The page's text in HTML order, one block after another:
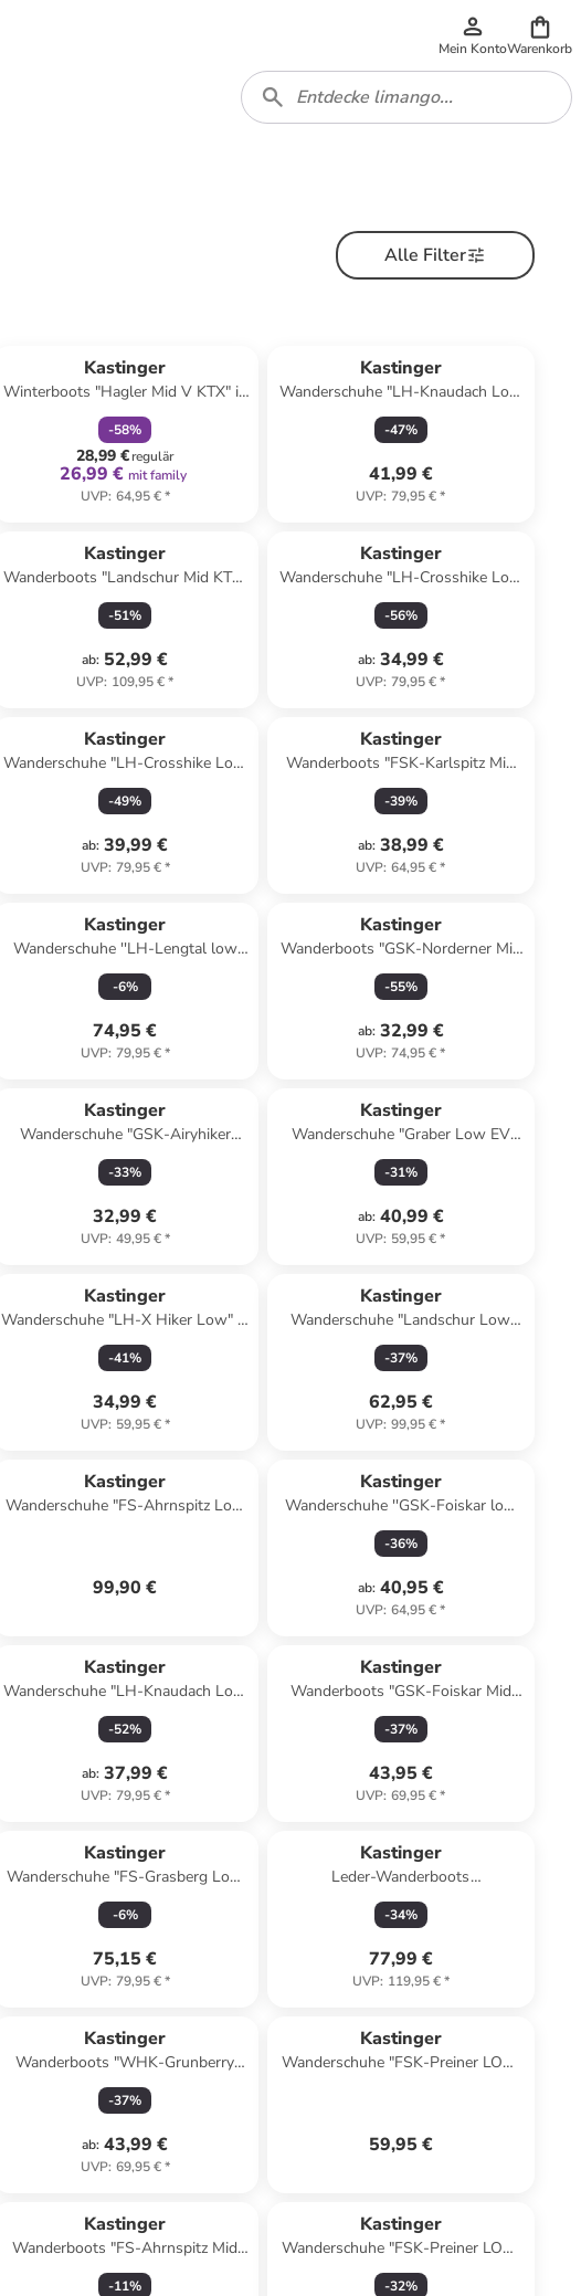
Mein KontoWarenkorb
Alle Filter
Kastinger
Winterboots "Hagler Mid V KTX" in
Dunkelblau
-58%
28,99 €regulär
26,99 € mit family
UVP: 64,95 €*
Kastinger
Wanderschuhe "LH-Knaudach Low
KTX" in Grau/ Türkis
-47%
41,99 €
UVP: 79,95 €*
Kastinger
Wanderboots "Landschur Mid KTX"
in Hellbraun
-51%
ab: 52,99 €
UVP: 109,95 €*
Kastinger
Wanderschuhe "LH-Crosshike Low
KTX" in Schwarz/ Grau
-56%
ab: 34,99 €
UVP: 79,95 €*
Kastinger
Wanderschuhe "LH-Crosshike Low
KTX" in Khaki/ Oliv
-49%
ab: 39,99 €
UVP: 79,95 €*
Kastinger
Wanderboots "FSK-Karlspitz Mid
EV KTX" in Grau/ Orange
-39%
ab: 38,99 €
UVP: 64,95 €*
Kastinger
Wanderschuhe ''LH-Lengtal low
KTX'' in Grau/ Limette
-6%
74,95 €
UVP: 79,95 €*
Kastinger
Wanderboots "GSK-Norderner Mid
XT KTX" in Dunkelblau/ Limette
-55%
ab: 32,99 €
UVP: 74,95 €*
Kastinger
Wanderschuhe "GSK-Airyhiker
Low" in Türkis/ Dunkelblau/ Orange
-33%
32,99 €
UVP: 49,95 €*
Kastinger
Wanderschuhe "Graber Low EV
KTX" in Hellblau
-31%
ab: 40,99 €
UVP: 59,95 €*
Kastinger
Wanderschuhe "LH-X Hiker Low" in
Schwarz
-41%
34,99 €
UVP: 59,95 €*
Kastinger
Wanderschuhe "Landschur Low
KTX" in Schwarz
-37%
62,95 €
UVP: 99,95 €*
Kastinger
Wanderschuhe "FS-Ahrnspitz Low
99,90 €
Kastinger
Wanderschuhe ''GSK-Foiskar low
KTX'' in Oliv/ Limette
-36%
ab: 40,95 €
UVP: 64,95 €*
Kastinger
Wanderschuhe "LH-Knaudach Low
KTX" in Schwarz/ Grau
-52%
ab: 37,99 €
UVP: 79,95 €*
Kastinger
Wanderboots "GSK-Foiskar Mid
KTX" in Grau/ Türkis
-37%
43,95 €
UVP: 69,95 €*
Kastinger
Wanderschuhe "FS-Grasberg Low
KTX" in Lila
-6%
75,15 €
UVP: 79,95 €*
Kastinger
Leder-Wanderboots
"Pfälzerwald25" in Braun/ Beige
-34%
77,99 €
UVP: 119,95 €*
Kastinger
Wanderboots "WHK-Grunberry
High XT KTX" in Lila/ Pink
-37%
ab: 43,99 €
UVP: 69,95 €*
Kastinger
Wanderschuhe "FSK-Preiner LOW
59,95 €
Kastinger
Wanderboots "FS-Ahrnspitz Mid
KTX" in Oliv/ Orange
-11%
Kastinger
Wanderschuhe "FSK-Preiner LOW
XT KTX" in Schwarz/ Grün
-32%